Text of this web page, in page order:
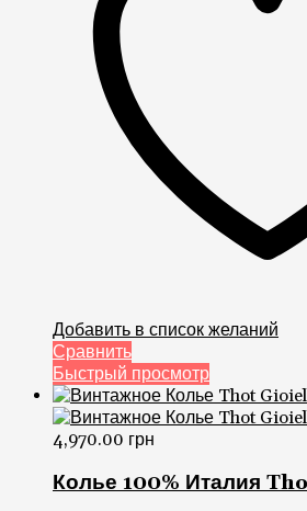
Добавить в список желаний
Сравнить
Быстрый просмотр
4,970.00 грн
Колье 100% Италия